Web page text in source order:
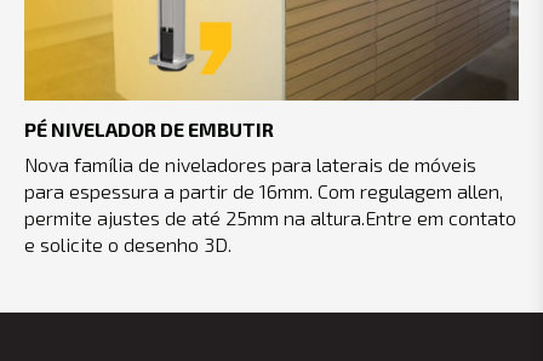
PÉ NIVELADOR DE EMBUTIR
Nova família de niveladores para laterais de móveis
para espessura a partir de 16mm. Com regulagem allen,
permite ajustes de até 25mm na altura.Entre em contato
e solicite o desenho 3D.